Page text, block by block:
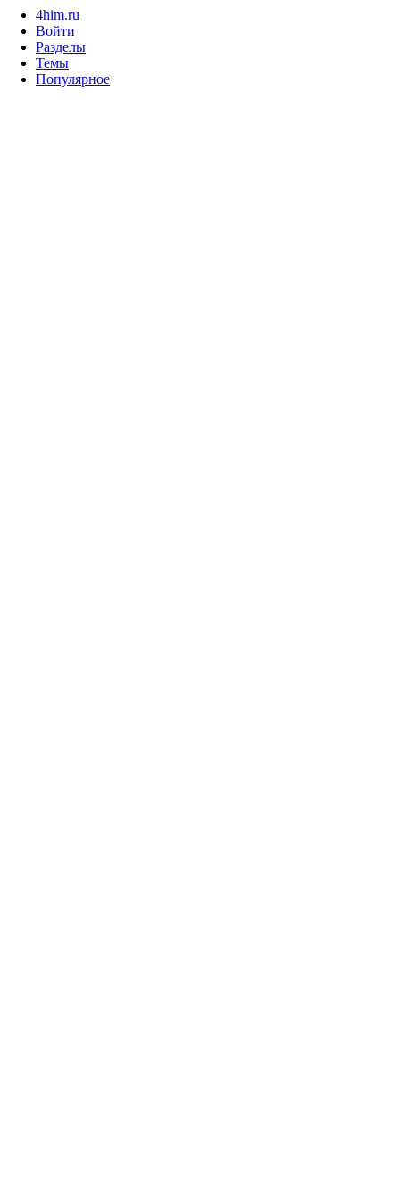
4him.ru
Войти
Разделы
Темы
Популярное